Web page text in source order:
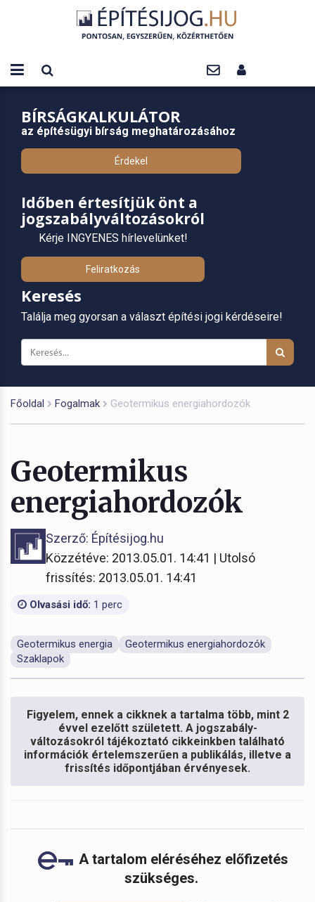
BÍRSÁGKALKULÁTOR
az építésügyi bírság meghatározásához
Érdekel
Időben értesítjük önt a
jogszabályváltozásokról
Kérje INGYENES hírlevelünket!
Feliratkozás
Keresés
Találja meg gyorsan a választ építési jogi kérdéseire!
Főoldal Fogalmak Geotermikus energiahordozók
Geotermikus
energiahordozók
Szerző: Építésijog.hu
Közzétéve: 2013.05.01. 14:41 | Utolsó
frissítés: 2013.05.01. 14:41
Olvasási idő: 1 perc
Geotermikus energia
Geotermikus energiahordozók
Szaklapok
Figyelem, ennek a cikknek a tartalma több, mint 2
évvel ezelőtt született. A jogszabály-
változásokról tájékoztató cikkeinkben található
információk értelemszerűen a publikálás, illetve a
frissítés időpontjában érvényesek.
A tartalom eléréséhez előfizetés
szükséges.